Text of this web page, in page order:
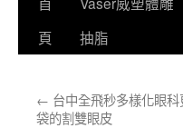
要
頁
抽脂
← 台中全飛秒多樣化眼
袋的割雙眼皮